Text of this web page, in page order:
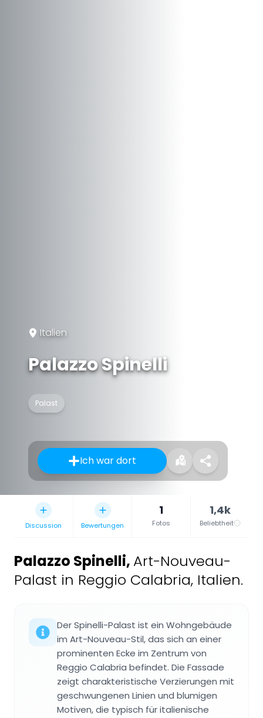
Italien
Palazzo Spinelli
Palast
Ich war dort
Discussion Bewertungen
1
Fotos
1,4k
Beliebtheit
Palazzo Spinelli, Art-Nouveau-
Palast in Reggio Calabria, Italien.
Der Spinelli-Palast ist ein Wohngebäude
im Art-Nouveau-Stil, das sich an einer
prominenten Ecke im Zentrum von
Reggio Calabria befindet. Die Fassade
zeigt charakteristische Verzierungen mit
geschwungenen Linien und blumigen
Motiven, die typisch für italienische